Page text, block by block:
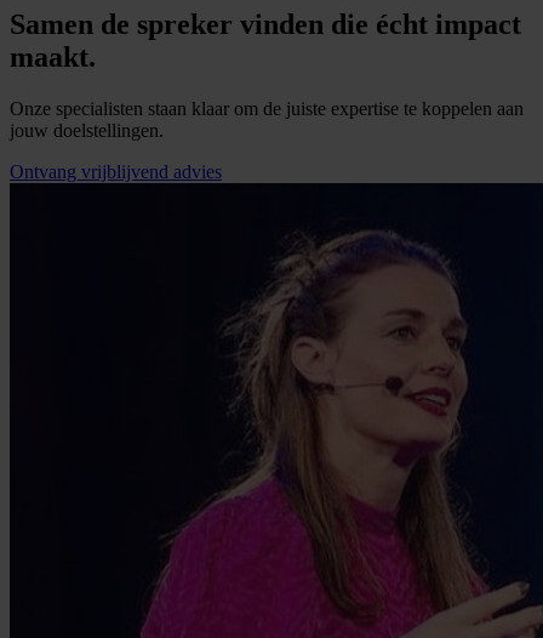
Samen de spreker vinden die écht impact
maakt.
Onze specialisten staan klaar om de juiste expertise te koppelen aan
jouw doelstellingen.
Ontvang vrijblijvend advies